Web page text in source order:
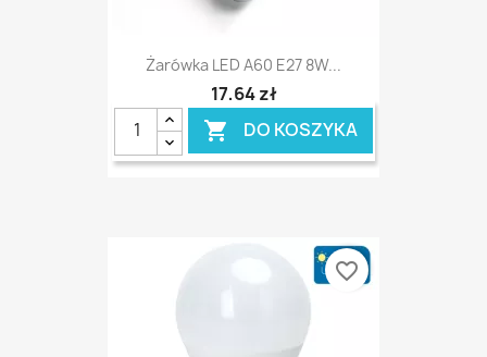
Żarówka LED A60 E27 8W...
17,64 zł
 DO KOSZYKA
favorite_border